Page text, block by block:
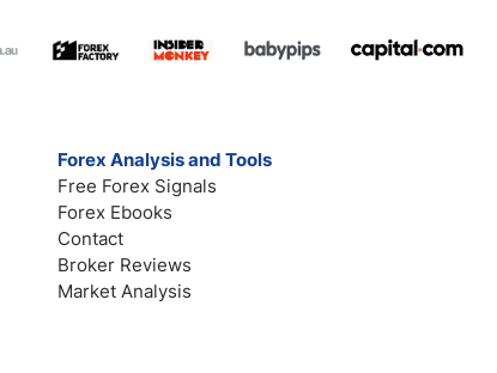
Forex Analysis and Tools
Free Forex Signals
Forex Ebooks
Contact
Broker Reviews
Market Analysis